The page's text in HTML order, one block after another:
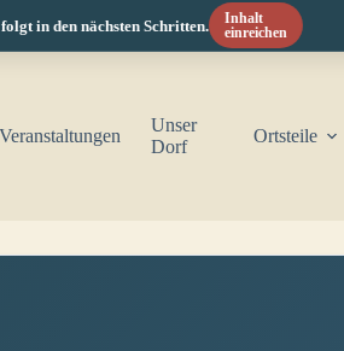
in den nächsten Schritten.
Inhalt
einreichen
Veranstaltungen
Unser
Dorf
Ortsteile